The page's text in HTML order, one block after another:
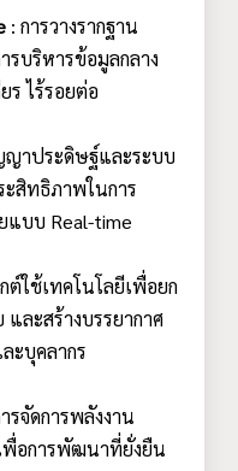
: การวางรากฐาน
รบริหารข้อมูลกลาง
ร ไร้รอยต่อ
ญาประดิษฐ์และระบบ
ะสิทธิภาพในการ
แบบ Real-time
ต์ใช้เทคโนโลยีเพื่อยก
ละสร้างบรรยากาศ
ะบุคลากร
รจัดการพลังงาน
พื่อการพัฒนาที่ยั่งยืน